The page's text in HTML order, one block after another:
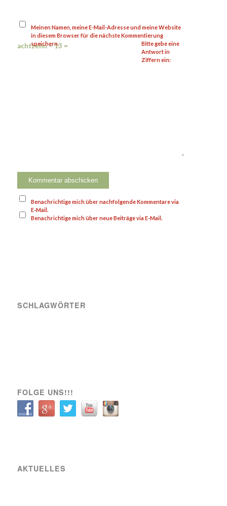
Meinen Namen, meine E-Mail-Adresse und meine Website
in diesem Browser für die nächste Kommentierung
speichern.
Bitte gebe eine
Antwort in
Ziffern ein:
achtzehn − 13 =
Benachrichtige mich über nachfolgende Kommentare via
E-Mail.
Benachrichtige mich über neue Beiträge via E-Mail.
SCHLAGWÖRTER
FOLGE UNS!!!
AKTUELLES